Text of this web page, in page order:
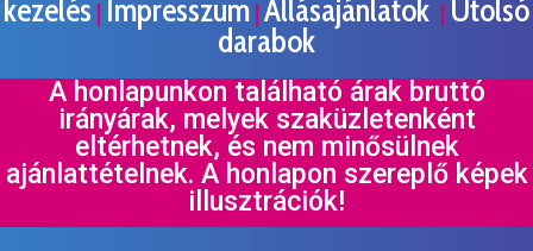
kezelés | Impresszum | Állásajánlatok | Utolsó
darabok
A honlapunkon található árak bruttó
irányárak, melyek szaküzletenként
eltérhetnek, és nem minősülnek
ajánlattételnek. A honlapon szereplő képek
illusztrációk!